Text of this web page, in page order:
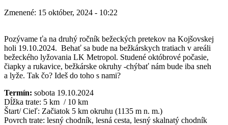
Zmenené: 15 október, 2024 - 10:22
Pozývame ťa na druhý ročník bežeckých pretekov na Kojšovskej
holi 19.10.2024. Behať sa bude na bežkárskych tratiach v areáli
bežeckého lyžovania LK Metropol. Studené októbrové počasie,
čiapky a rukavice, bežkárske okruhy -chýbať nám bude iba sneh
a lyže. Tak čo? Ideš do toho s nami?
Termín: sobota 19.10.2024
Dĺžka trate: 5 km / 10 km
Štart/ Cieľ: Začiatok 5 km okruhu (1135 m n. m.)
Povrch trate: lesný chodník, lesná cesta, lesný skalnatý chodník